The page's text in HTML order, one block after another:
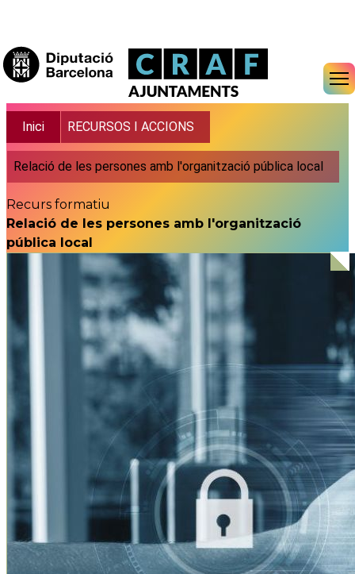
Vés al contingut
Fil d'ariadna
Inici RECURSOS I ACCIONS
Relació de les persones amb l'organització pública local
Recurs formatiu
Relació de les persones amb l'organització
pública local